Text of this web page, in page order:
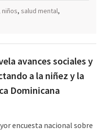
niños, salud mental,
avances sociales y
a la niñez y la
Dominicana
encuesta nacional sobre